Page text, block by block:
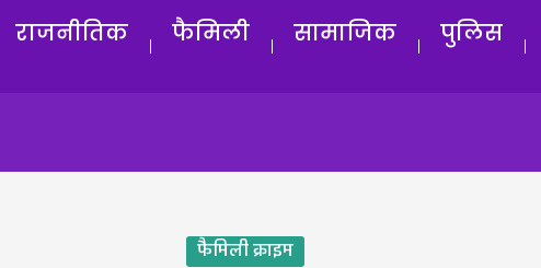
राजनीतिक फैमिली सामाजिक पुलिस
फैमिली क्राइम